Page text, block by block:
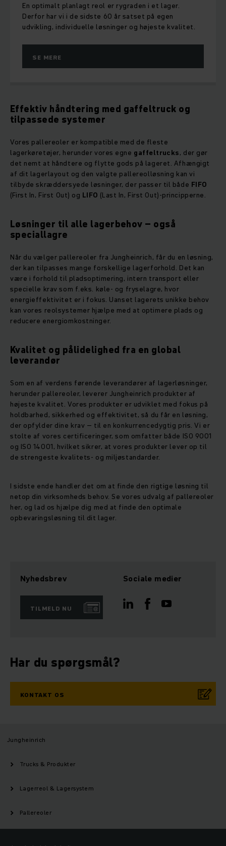
En optimalt planlagt reol er rygraden i et lager.
Derfor har vi i de sidste 60 år satset på egen
udvikling, individuelle løsninger og højeste kvalitet.
SE MERE
Effektiv håndtering med gaffeltruck og
tilpassede systemer
Vores pallereoler er kompatible med de fleste
lagerkøretøjer, herunder vores egne gaffeltrucks, der gør
det nemt at håndtere og flytte gods på lageret. Afhængigt
af dit lagerlayout og den valgte pallereolløsning kan vi
tilbyde skræddersyede løsninger, der passer til både FIFO
(First In, First Out) og LIFO (Last In, First Out)-principperne.
Løsninger til alle lagerbehov – også
speciallagre
Når du vælger pallereoler fra Jungheinrich, får du en løsning,
der kan tilpasses mange forskellige lagerforhold. Det kan
være i forhold til pladsoptimering, intern transport eller
specielle krav som f.eks. køle- og fryselagre, hvor
energieffektivitet er i fokus. Uanset lagerets unikke behov
kan vores reolsystemer hjælpe med at optimere plads og
reducere energiomkostninger.
Kvalitet og pålidelighed fra en global
leverandør
Som en af verdens førende leverandører af lagerløsninger,
herunder pallereoler, leverer Jungheinrich produkter af
højeste kvalitet. Vores produkter er udviklet med fokus på
holdbarhed, sikkerhed og effektivitet, så du får en løsning,
der opfylder dine krav – til en konkurrencedygtig pris. Vi er
stolte af vores certificeringer, som omfatter både ISO 9001
og ISO 14001, hvilket sikrer, at vores produkter lever op til
de strengeste kvalitets- og miljøstandarder.
I sidste ende handler det om at finde den rigtige løsning til
netop din virksomheds behov. Se vores udvalg af pallereoler
her, og lad os hjælpe dig med at finde den optimale
opbevaringsløsning til dit lager.
Nyhedsbrev
TILMELD NU
Sociale medier
Har du spørgsmål?
KONTAKT OS
Jungheinrich
Trucks & Produkter
Lagerreol & Lagersystem
Pallereoler